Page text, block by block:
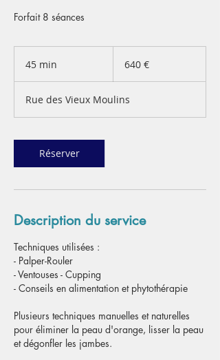
Forfait 8 séances
45 min
i
n
640 €
Rue des Vieux Moulins
Réserver
Description du service
Techniques utilisées :
- Palper-Rouler
- Ventouses - Cupping
- Conseils en alimentation et phytothérapie
Plusieurs techniques manuelles et naturelles
pour éliminer la peau d'orange, lisser la peau
et dégonfler les jambes.